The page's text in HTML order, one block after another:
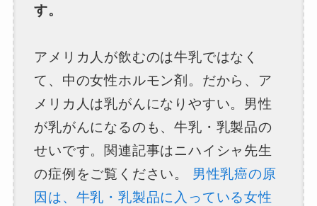
す。
アメリカ人が飲むのは牛乳ではなく
て、中の女性ホルモン剤。だから、ア
メリカ人は乳がんになりやすい。男性
が乳がんになるのも、牛乳・乳製品の
せいです。関連記事はニハイシャ先生
の症例をご覧ください。 男性乳癌の原
因は、牛乳・乳製品に入っている女性